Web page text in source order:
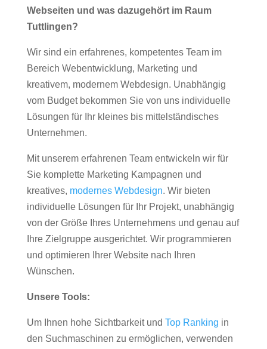
Webseiten und was dazugehört im Raum
Tuttlingen?
Wir sind ein erfahrenes, kompetentes Team im
Bereich Webentwicklung, Marketing und
kreativem, modernem Webdesign. Unabhängig
vom Budget bekommen Sie von uns individuelle
Lösungen für Ihr kleines bis mittelständisches
Unternehmen.
Mit unserem erfahrenen Team entwickeln wir für
Sie komplette Marketing Kampagnen und
kreatives, modernes Webdesign. Wir bieten
individuelle Lösungen für Ihr Projekt, unabhängig
von der Größe Ihres Unternehmens und genau auf
Ihre Zielgruppe ausgerichtet. Wir programmieren
und optimieren Ihrer Website nach Ihren
Wünschen.
Unsere Tools:
Um Ihnen hohe Sichtbarkeit und Top Ranking in
den Suchmaschinen zu ermöglichen, verwenden